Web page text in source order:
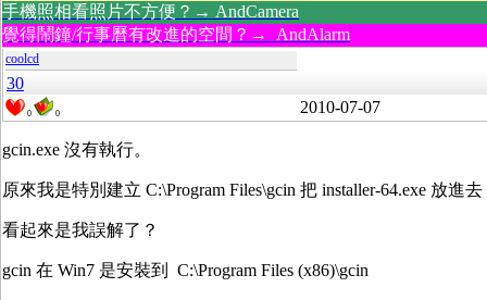
手機照相看照片不方便？→ AndCamera
覺得鬧鐘/行事曆有改進的空間？→ AndAlarm
coolcd
30
0 0 2010-07-07
gcin.exe 沒有執行。
原來我是特別建立 C:\Program Files\gcin 把 installer-64.exe 放進去
看起來是我誤解了？
gcin 在 Win7 是安裝到 C:\Program Files (x86)\gcin